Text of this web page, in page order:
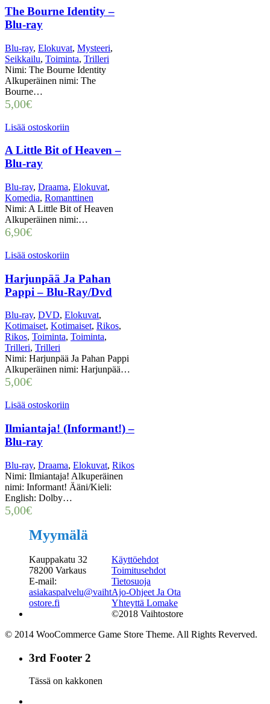
The Bourne Identity –
Blu-ray
Blu-ray, Elokuvat, Mysteeri,
Seikkailu, Toiminta, Trilleri
Nimi: The Bourne Identity
Alkuperäinen nimi: The
Bourne…
5,00€
Lisää ostoskoriin
A Little Bit of Heaven –
Blu-ray
Blu-ray, Draama, Elokuvat,
Komedia, Romanttinen
Nimi: A Little Bit of Heaven
Alkuperäinen nimi:…
6,90€
Lisää ostoskoriin
Harjunpää Ja Pahan
Pappi – Blu-Ray/Dvd
Blu-ray, DVD, Elokuvat,
Kotimaiset, Kotimaiset, Rikos,
Rikos, Toiminta, Toiminta,
Trilleri, Trilleri
Nimi: Harjunpää Ja Pahan Pappi
Alkuperäinen nimi: Harjunpää…
5,00€
Lisää ostoskoriin
Ilmiantaja! (Informant!) –
Blu-ray
Blu-ray, Draama, Elokuvat, Rikos
Nimi: Ilmiantaja! Alkuperäinen
nimi: Informant! Ääni/Kieli:
English: Dolby…
5,00€
Myymälä
Kauppakatu 32
78200 Varkaus
E-mail:
asiakaspalvelu@vaiht
ostore.fi
Käyttöehdot
Toimitusehdot
Tietosuoja
Ajo-Ohjeet Ja Ota
Yhteyttä Lomake
©2018 Vaihtostore
© 2014 WooCommerce Game Store Theme. All Rights Reverved.
3rd Footer 2
Tässä on kakkonen